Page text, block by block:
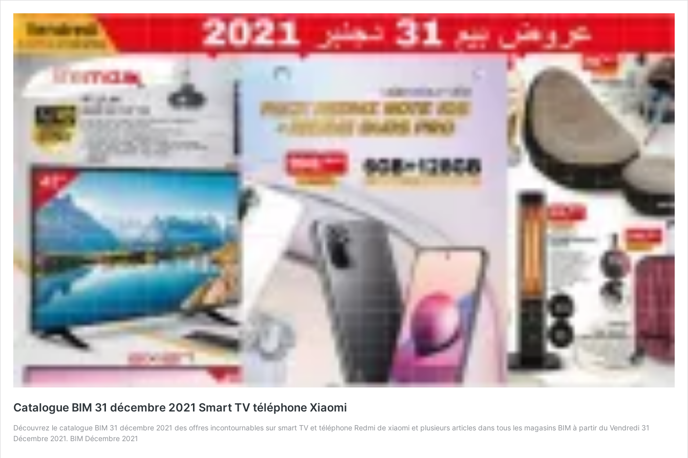
Catalogue BIM 31 décembre 2021 Smart TV téléphone Xiaomi
Découvrez le catalogue BIM 31 décembre 2021 des offres incontournables sur smart TV et téléphone Redmi de xiaomi et plusieurs articles dans tous les magasins BIM à partir du Vendredi 31
Décembre 2021. BIM Décembre 2021